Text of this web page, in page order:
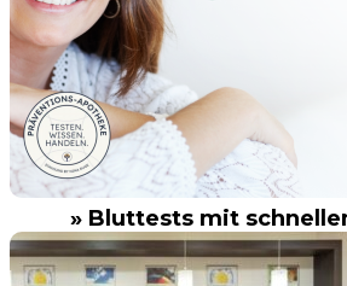
» Bluttests mit